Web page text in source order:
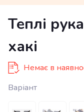
Теплі
хакі
Немає в
Варіант